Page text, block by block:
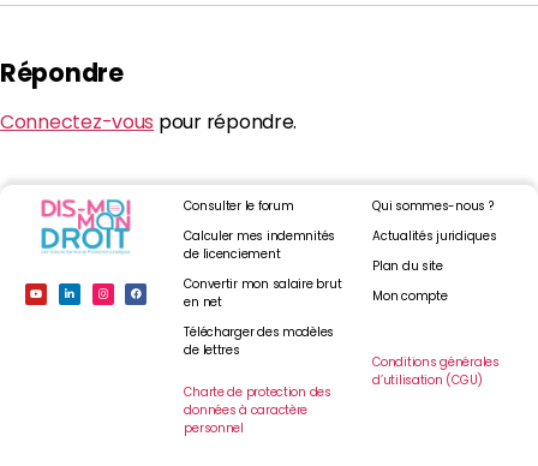
Répondre
Connectez-vous pour répondre.
Consulter le forum
Calculer mes indemnités
de licenciement
Convertir mon salaire brut
en net
Télécharger des modèles
de lettres
Charte de protection des
données à caractère
personnel
Qui sommes-nous ?
Actualités juridiques
Plan du site
Mon compte
Conditions générales
d’utilisation (CGU)